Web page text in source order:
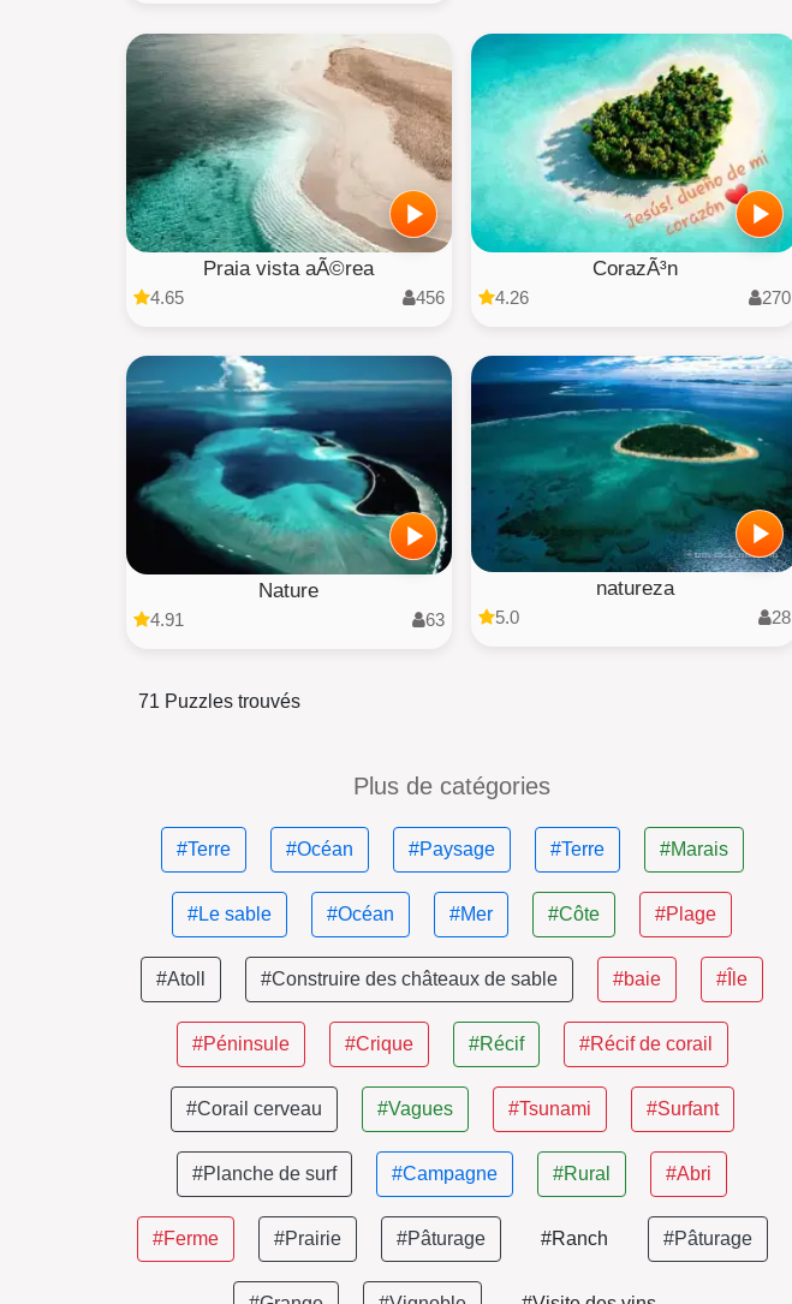
Praia vista aÃ©rea
4.65 456
CorazÃ³n
4.26 270
Nature
4.91 63
natureza
5.0 28
71 Puzzles trouvés
Plus de catégories
#Terre #Océan #Paysage #Terre #Marais
#Le sable #Océan #Mer #Côte #Plage
#Atoll #Construire des châteaux de sable #baie #Île
#Péninsule #Crique #Récif #Récif de corail
#Corail cerveau #Vagues #Tsunami #Surfant
#Planche de surf #Campagne #Rural #Abri
#Ferme #Prairie #Pâturage #Ranch #Pâturage